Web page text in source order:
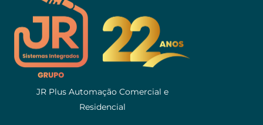
JR Plus Automação Comercial e
Residencial